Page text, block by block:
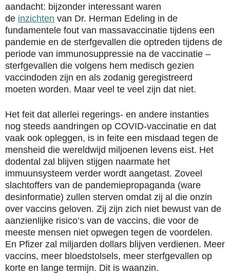
aandacht: bijzonder interessant waren
de inzichten van Dr. Herman Edeling in de
fundamentele fout van massavaccinatie tijdens een
pandemie en de sterfgevallen die optreden tijdens de
periode van immunosuppressie na de vaccinatie –
sterfgevallen die volgens hem medisch gezien
vaccindoden zijn en als zodanig geregistreerd
moeten worden. Maar veel te veel zijn dat niet.
Het feit dat allerlei regerings- en andere instanties
nog steeds aandringen op COVID-vaccinatie en dat
vaak ook opleggen, is in feite een misdaad tegen de
mensheid die wereldwijd miljoenen levens eist. Het
dodental zal blijven stijgen naarmate het
immuunsysteem verder wordt aangetast. Zoveel
slachtoffers van de pandemiepropaganda (ware
desinformatie) zullen sterven omdat zij al die onzin
over vaccins geloven. Zij zijn zich niet bewust van de
aanzienlijke risico’s van de vaccins, die voor de
meeste mensen niet opwegen tegen de voordelen.
En Pfizer zal miljarden dollars blijven verdienen. Meer
vaccins, meer bloedstolsels, meer sterfgevallen op
korte en lange termijn. Dit is waanzin.